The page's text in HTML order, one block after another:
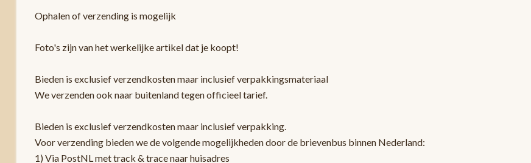
Ophalen of verzending is mogelijk
Foto's zijn van het werkelijke artikel dat je koopt!
Bieden is exclusief verzendkosten maar inclusief verpakkingsmateriaal
We verzenden ook naar buitenland tegen officieel tarief.
Bieden is exclusief verzendkosten maar inclusief verpakking.
Voor verzending bieden we de volgende mogelijkheden door de brievenbus binnen Nederland:
1) Via PostNL met track & trace naar huisadres